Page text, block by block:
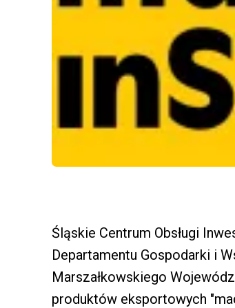
Śląskie Centrum Obsługi
Departamentu Gospodarki i
Marszałkowskiego
produktów eksportowych